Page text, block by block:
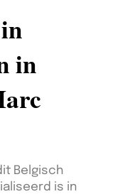
in
Belgisch
is in